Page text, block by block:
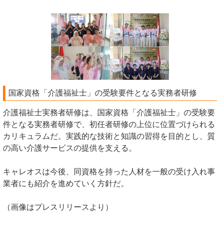
国家資格「介護福祉士」の受験要件となる実務者研修
介護福祉士実務者研修は、国家資格「介護福祉士」の受験要
件となる実務者研修で、初任者研修の上位に位置づけられる
カリキュラムだ。実践的な技術と知識の習得を目的とし、質
の高い介護サービスの提供を支える。
キャレオスは今後、同資格を持った人材を一般の受け入れ事
業者にも紹介を進めていく方針だ。
（画像はプレスリリースより）